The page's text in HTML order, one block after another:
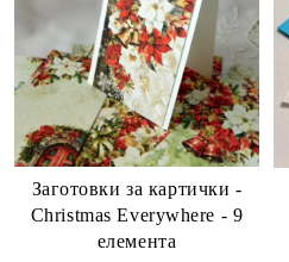
Заготовки за картички -
Christmas Everywhere - 9
елемента